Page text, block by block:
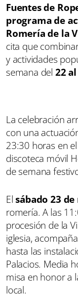
Fuentes de
programa de
Romería de la
cita que
y actividades
semana del 22
La celebración
con una
23:30 horas en
discoteca móvil
de semana
Elsábado 23
romería. A las
procesión de la
iglesia,
hasta las
Palacios. Media
misa en honor a
local.